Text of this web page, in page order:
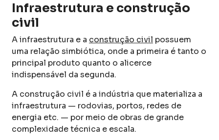
Infraestrutura e construção
civil
A infraestrutura e a construção civil possuem
uma relação simbiótica, onde a primeira é tanto o
principal produto quanto o alicerce
indispensável da segunda.
A construção civil é a indústria que materializa a
infraestrutura — rodovias, portos, redes de
energia etc. — por meio de obras de grande
complexidade técnica e escala.